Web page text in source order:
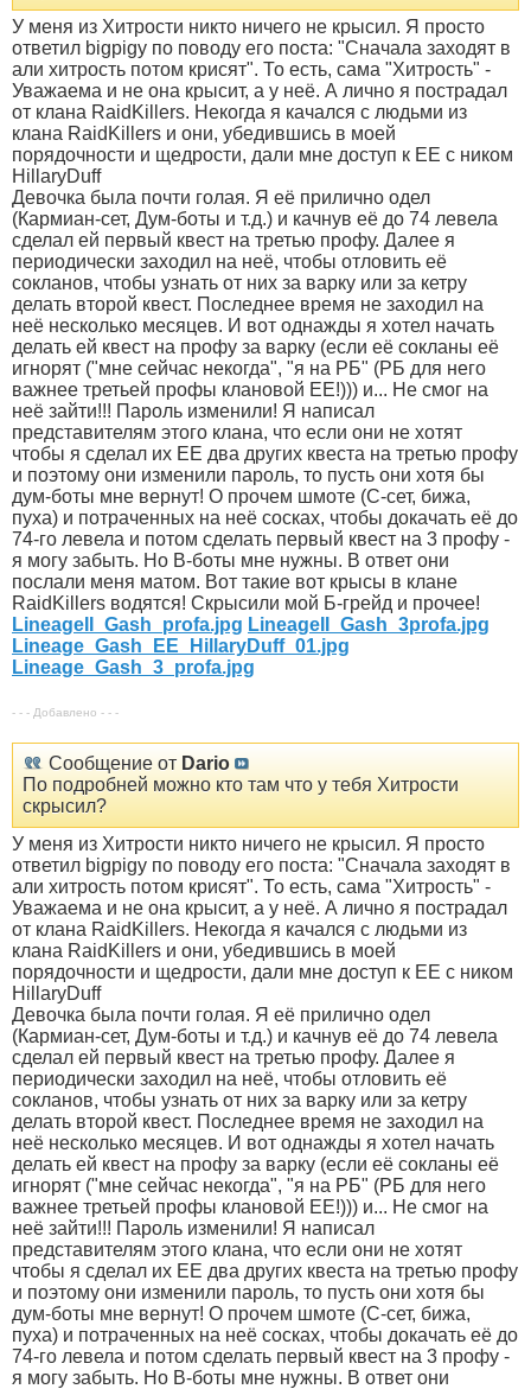
У меня из Хитрости никто ничего не крысил. Я просто
ответил bigpigу по поводу его поста: "Сначала заходят в
али хитрость потом крисят". То есть, сама "Хитрость" -
Уважаема и не она крысит, а у неё. А лично я пострадал
от клана RaidKillers. Некогда я качался с людьми из
клана RaidKillers и они, убедившись в моей
порядочности и щедрости, дали мне доступ к ЕЕ с ником
HillaryDuff
Девочка была почти голая. Я её прилично одел
(Кармиан-сет, Дум-боты и т.д.) и качнув её до 74 левела
сделал ей первый квест на третью профу. Далее я
периодически заходил на неё, чтобы отловить её
сокланов, чтобы узнать от них за варку или за кетру
делать второй квест. Последнее время не заходил на
неё несколько месяцев. И вот однажды я хотел начать
делать ей квест на профу за варку (если её сокланы её
игнорят ("мне сейчас некогда", "я на РБ" (РБ для него
важнее третьей профы клановой ЕЕ!))) и... Не смог на
неё зайти!!! Пароль изменили! Я написал
представителям этого клана, что если они не хотят
чтобы я сделал их ЕЕ два других квеста на третью профу
и поэтому они изменили пароль, то пусть они хотя бы
дум-боты мне вернут! О прочем шмоте (С-сет, бижа,
пуха) и потраченных на неё сосках, чтобы докачать её до
74-го левела и потом сделать первый квест на 3 профу -
я могу забыть. Но В-боты мне нужны. В ответ они
послали меня матом. Вот такие вот крысы в клане
RaidKillers водятся! Скрысили мой Б-грейд и прочее!
LineageII_Gash_profa.jpg LineageII_Gash_3profa.jpg
Lineage_Gash_EE_HillaryDuff_01.jpg
Lineage_Gash_3_profa.jpg
- - - Добавлено - - -
Сообщение от Dario
По подробней можно кто там что у тебя Хитрости
скрысил?
У меня из Хитрости никто ничего не крысил. Я просто
ответил bigpigу по поводу его поста: "Сначала заходят в
али хитрость потом крисят". То есть, сама "Хитрость" -
Уважаема и не она крысит, а у неё. А лично я пострадал
от клана RaidKillers. Некогда я качался с людьми из
клана RaidKillers и они, убедившись в моей
порядочности и щедрости, дали мне доступ к ЕЕ с ником
HillaryDuff
Девочка была почти голая. Я её прилично одел
(Кармиан-сет, Дум-боты и т.д.) и качнув её до 74 левела
сделал ей первый квест на третью профу. Далее я
периодически заходил на неё, чтобы отловить её
сокланов, чтобы узнать от них за варку или за кетру
делать второй квест. Последнее время не заходил на
неё несколько месяцев. И вот однажды я хотел начать
делать ей квест на профу за варку (если её сокланы её
игнорят ("мне сейчас некогда", "я на РБ" (РБ для него
важнее третьей профы клановой ЕЕ!))) и... Не смог на
неё зайти!!! Пароль изменили! Я написал
представителям этого клана, что если они не хотят
чтобы я сделал их ЕЕ два других квеста на третью профу
и поэтому они изменили пароль, то пусть они хотя бы
дум-боты мне вернут! О прочем шмоте (С-сет, бижа,
пуха) и потраченных на неё сосках, чтобы докачать её до
74-го левела и потом сделать первый квест на 3 профу -
я могу забыть. Но В-боты мне нужны. В ответ они